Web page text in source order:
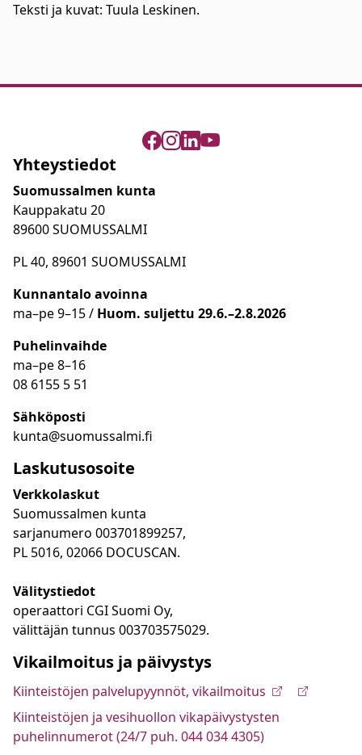
Teksti ja kuvat: Tuula Leskinen.
Yhteystiedot
Suomussalmen kunta
Kauppakatu 20
89600 SUOMUSSALMI
PL 40, 89601 SUOMUSSALMI
Kunnantalo avoinna
ma–pe 9–15 / Huom. suljettu 29.6.–2.8.2026
Puhelinvaihde
ma–pe 8–16
08 6155 5 51
Sähköposti
kunta@suomussalmi.fi
Laskutusosoite
Verkkolaskut
Suomussalmen kunta
sarjanumero 003701899257,
PL 5016, 02066 DOCUSCAN.
Välitystiedot
operaattori CGI Suomi Oy,
välittäjän tunnus 003703575029.
Vikailmoitus ja päivystys
Kiinteistöjen palvelupyynnöt, vikailmoitus
Kiinteistöjen ja vesihuollon vikapäivystysten
puhelinnumerot (24/7 puh. 044 034 4305)